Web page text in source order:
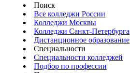
Поиск
Все колледжи России
Колледжи Москвы
Колледжи Санкт-Петербурга
Дистанционное образование
Специальности
Специальности колледжей
Подбор по профессии